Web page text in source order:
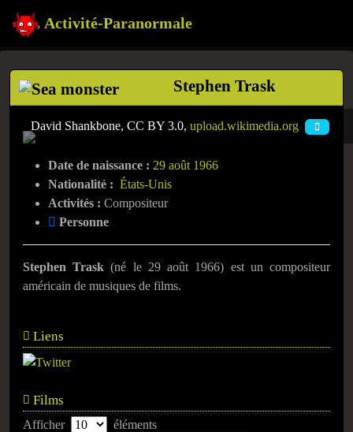
Activité-Paranormale
Stephen Trask
David Shankbone, CC BY 3.0, upload.wikimedia.org
Date de naissance : 29 août 1966
Nationalité : États-Unis
Activités : Compositeur
Personne
Stephen Trask (né le 29 août 1966) est un compositeur
américain de musiques de films.
Liens
Films
Afficher
éléments